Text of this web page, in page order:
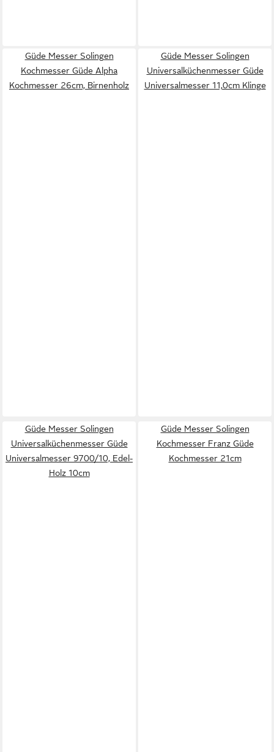
Güde Messer Solingen
Kochmesser Güde Alpha
Kochmesser 26cm, Birnenholz
Güde Messer Solingen
Universalküchenmesser Güde
Universalmesser 11,0cm Klinge
Güde Messer Solingen
Universalküchenmesser Güde
Universalmesser 9700/10, Edel-
Holz 10cm
Güde Messer Solingen
Kochmesser Franz Güde
Kochmesser 21cm